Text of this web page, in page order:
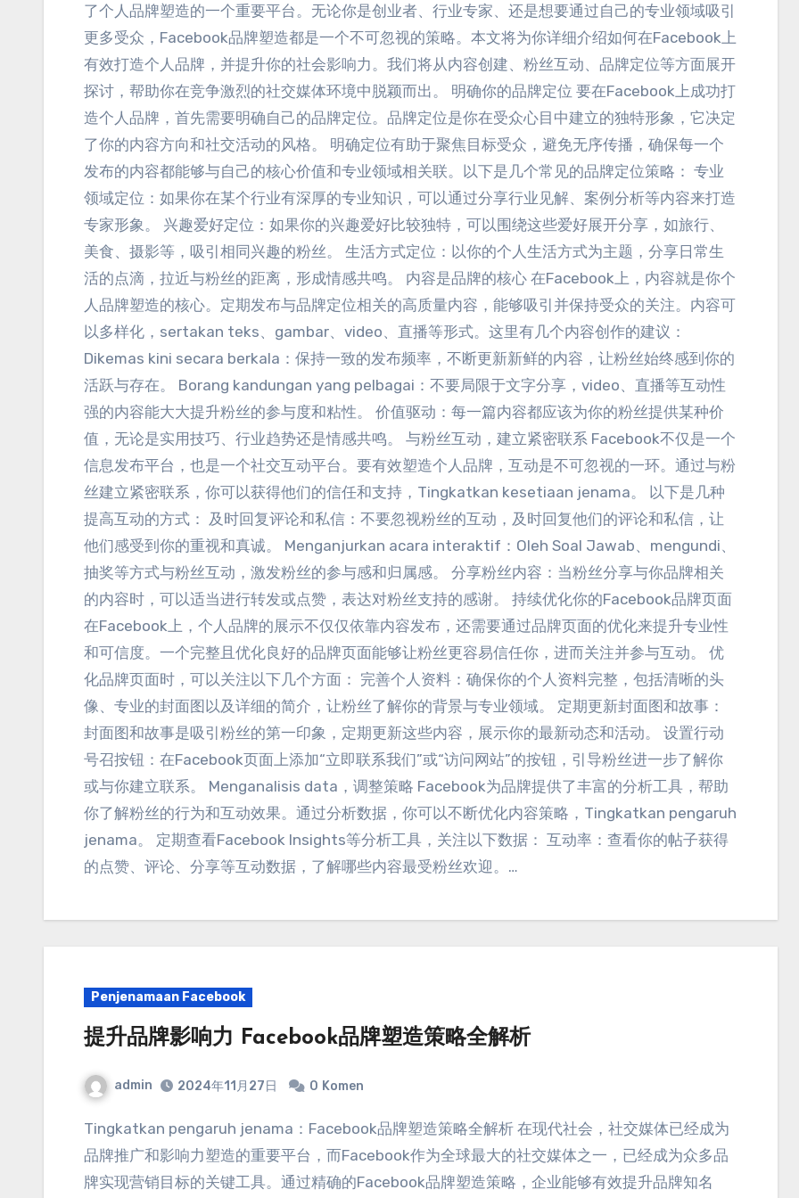
了个人品牌塑造的一个重要平台 。 无论你是创业者 行业专家
还是想要通过自己的专业领域吸引
更多受众 ， Facebook品牌塑造都是一个不可忽视的策略。 本文将为你详细介绍如何在Facebook上
有效打造个人品牌 ， 并提升你的社会影响力 。 我们将从内容创建 粉丝互动
品牌定位等方面展开
探讨 ， 帮助你在竞争激烈的社交媒体环境中脱颖而出 。 明确你的品牌定位 要在Facebook上成功打
造个人品牌 ， 首先需要明确自己的品牌定位。 品牌定位是你在受众心目中建立的独特形象 ， 它决定
了你的内容方向和社交活动的风格。 明确定位有助于聚焦目标受众 ， 避免无序传播 ， 确保每一个
发布的内容都能够与自己的核心价值和专业领域相关联。 以下是几个常见的品牌定位策略 ： 专业
领域定位 ： 如果你在某个行业有深厚的专业知识 ， 可以通过分享行业见解
案例分析等内容来打造
专家形象 。 兴趣爱好定位 ： 如果你的兴趣爱好比较独特 ， 可以围绕这些爱好展开分享 ， 如旅行
美食
摄影等 ， 吸引相同兴趣的粉丝。 生活方式定位 ： 以你的个人生活方式为主题 ， 分享日常生
活的点滴 ， 拉近与粉丝的距离 ， 形成情感共鸣。 内容是品牌的核心 在Facebook上 ， 内容就是你个
人品牌塑造的核心。 定期发布与品牌定位相关的高质量内容 ， 能够吸引并保持受众的关注。 内容可
以多样化 ，sertakan teks、gambar、video、 直播等形式。 这里有几个内容创作的建议 ：
Dikemas kini secara berkala： 保持一致的发布频率 ， 不断更新新鲜的内容 ， 让粉丝始终感到你的
活跃与存在。 Borang kandungan yang pelbagai： 不要局限于文字分享 ，video、 直播等互动性
强的内容能大大提升粉丝的参与度和粘性。 价值驱动 ： 每一篇内容都应该为你的粉丝提供某种价
值 ， 无论是实用技巧 行业趋势还是情感共鸣。 与粉丝互动 ， 建立紧密联系 Facebook不仅是一个
信息发布平台 ， 也是一个社交互动平台 。 要有效塑造个人品牌 ， 互动是不可忽视的一环。 通过与粉
丝建立紧密联系 ， 你可以获得他们的信任和支持 ，Tingkatkan kesetiaan jenama。 以下是几种
提高互动的方式 ： 及时回复评论和私信 ： 不要忽视粉丝的互动 ， 及时回复他们的评论和私信 ， 让
他们感受到你的重视和真诚。 Menganjurkan acara interaktif：Oleh Soal Jawab、mengundi、
抽奖等方式与粉丝互动 ， 激发粉丝的参与感和归属感。 分享粉丝内容 ： 当粉丝分享与你品牌相关
的内容时 ， 可以适当进行转发或点赞 ， 表达对粉丝支持的感谢。 持续优化你的Facebook品牌页面
在Facebook上 ， 个人品牌的展示不仅仅依靠内容发布 ， 还需要通过品牌页面的优化来提升专业性
和可信度。 一个完整且优化良好的品牌页面能够让粉丝更容易信任你 ， 进而关注并参与互动。 优
化品牌页面时 ， 可以关注以下几个方面 ： 完善个人资料 ： 确保你的个人资料完整 ， 包括清晰的头
像
专业的封面图以及详细的简介 ， 让粉丝了解你的背景与专业领域。 定期更新封面图和故事 ：
封面图和故事是吸引粉丝的第一印象 ， 定期更新这些内容 ， 展示你的最新动态和活动。 设置行动
号召按钮 ： 在Facebook页面上添加“立即联系我们”或“访问网站”的按钮 ， 引导粉丝进一步了解你
或与你建立联系。 Menganalisis data， 调整策略 Facebook为品牌提供了丰富的分析工具 ， 帮助
你了解粉丝的行为和互动效果。 通过分析数据 ， 你可以不断优化内容策略 ，Tingkatkan pengaruh
jenama。 定期查看Facebook Insights等分析工具 ， 关注以下数据 ： 互动率 ： 查看你的帖子获得
的点赞
评论 分享等互动数据 ， 了解哪些内容最受粉丝欢迎 。…
Penjenamaan Facebook
提升品牌影响力 Facebook品牌塑造策略全解析
admin 2024年11月27日 0 Komen
Tingkatkan pengaruh jenama： Facebook品牌塑造策略全解析 在现代社会 ， 社交媒体已经成为
品牌推广和影响力塑造的重要平台 ， 而Facebook作为全球最大的社交媒体之一 ， 已经成为众多品
牌实现营销目标的关键工具。 通过精确的Facebook品牌塑造策略 ， 企业能够有效提升品牌知名